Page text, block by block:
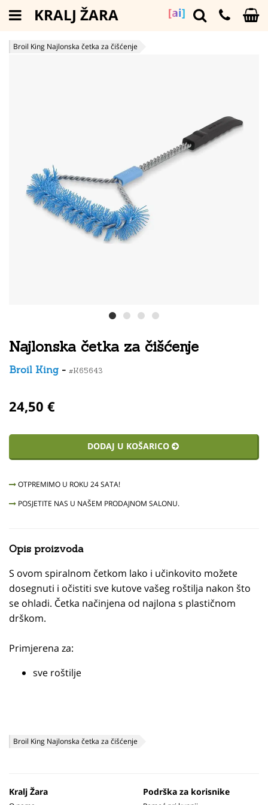
[ai]
KRALJ ŽARA
Broil King Najlonska četka za čišćenje
Najlonska četka za čišćenje
Broil King - #K65643
24,50 €
DODAJ U KOŠARICO
OTPREMIMO U ROKU 24 SATA!
POSJETITE NAS U NAŠEM PRODAJNOM SALONU.
Opis proizvoda
S ovom spiralnom četkom lako i učinkovito možete
dosegnuti i očistiti sve kutove vašeg roštilja nakon što
se ohladi. Četka načinjena od najlona s plastičnom
drškom.
Primjerena za:
sve roštilje
Broil King Najlonska četka za čišćenje
Kralj Žara Podrška za korisnike